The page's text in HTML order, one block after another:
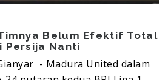
Belum Efektif Total
Persija Nanti
- Madura United dalam